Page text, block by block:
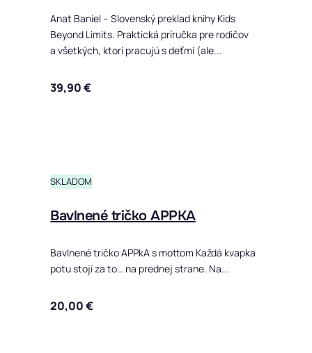
Anat Baniel – Slovenský preklad knihy Kids
Beyond Limits. Praktická príručka pre rodičov
a všetkých, ktorí pracujú s deťmi (ale...
39,90€
SKLADOM
Bavlnené tričko APPKA
Bavlnené tričko APPkA s mottom Každá kvapka
potu stojí za to… na prednej strane. Na...
20,00€